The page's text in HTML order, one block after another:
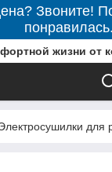
Звоните!
понравилась.
жизни от
для